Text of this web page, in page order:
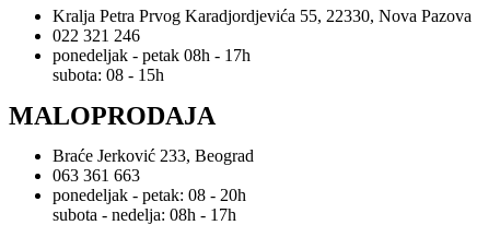
Kralja Petra Prvog Karadjordjevića 55, 22330, Nova Pazova
022 321 246
ponedeljak - petak 08h - 17h
subota: 08 - 15h
MALOPRODAJA
Braće Jerković 233, Beograd
063 361 663
ponedeljak - petak: 08 - 20h
subota - nedelja: 08h - 17h